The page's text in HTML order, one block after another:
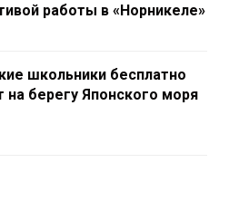
работы в «Норникеле»
школьники бесплатно
на берегу Японского моря